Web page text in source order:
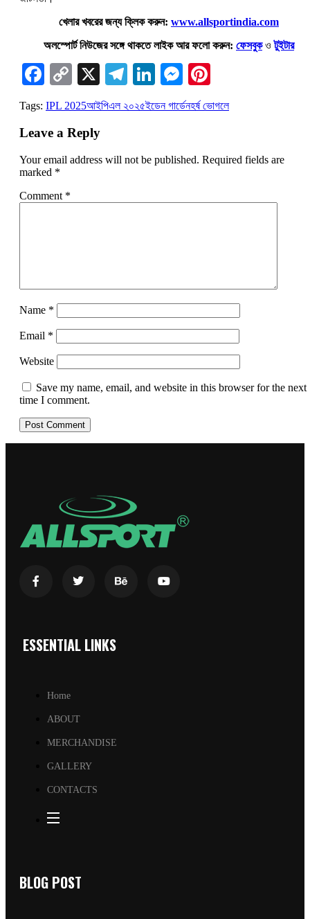
খেলার খবরের জন্য ক্লিক করুন: www.allsportindia.com
অলস্পোর্ট নিউজের সঙ্গে থাকতে লাইক আর ফলো করুন: ফেসবুকওটুইটার
Facebook
Copy
Link
X Telegram
LinkedIn
Messenger
Tags: IPL 2025আইপিএল ২০২৫ইডেন গার্ডেনহর্ষ ভোগলে
Leave a Reply
Your email address will not be published. Required fields are
marked *
Comment *
Name *
Email *
Website
Save my name, email, and website in this browser for the next
time I comment.
ESSENTIAL LINKS
Home
ABOUT
MERCHANDISE
GALLERY
CONTACTS
BLOG POST